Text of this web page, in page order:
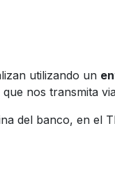
utilizando un
nos transmita
del banco, en el